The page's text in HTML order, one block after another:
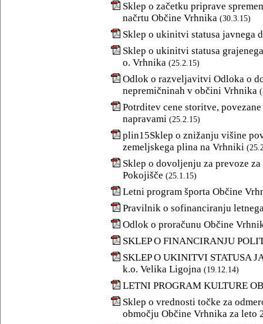
Sklep o začetku priprave
načrtu Občine Vrhnika (30.3.15)
Sklep o ukinitvi statusa javnega
Sklep o ukinitvi statusa
o. Vrhnika (25.2.15)
Odlok o razveljavitvi Odloka o
nepremičninah v občini Vrhnika
Potrditev cene storitve,
napravami (25.2.15)
plin15Sklep o znižanju višine
zemeljskega plina na Vrhniki
Sklep o dovoljenju za prevoze
Pokojišče (25.1.15)
Letni program športa Občine
Pravilnik o sofinanciranju
Odlok o proračunu Občine
SKLEP O FINANCIRANJU
SKLEP O UKINITVI STATUSA
k.o. Velika Ligojna (19.12.14)
LETNI PROGRAM KULTURE
Sklep o vrednosti točke za
območju Občine Vrhnika za leto